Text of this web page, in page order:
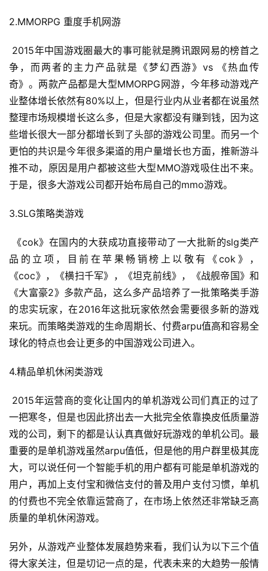
首
页
游
茶
原
游
戏
业
界
手
机
游
戏
单
机
2.MMORPG 重度手机网游
2015年中国游戏圈最大的事可能就是腾讯跟网易的榜首之
争，而两者的主力产品就是《梦幻西游》vs 《热血传
奇》。两款产品都是大型MMORPG网游，今年移动游戏产
业整体增长依然有80%以上，但是行业内从业者都在说虽然
整理市场规模增长这么多，但是大家都没有赚到钱，因为这
些增长很大一部分都增长到了头部的游戏公司里。而另一个
更怕的共识是今年很多渠道的用户量增长也方面，推新游斗
推不动，原因是用户都被这些大型MMO游戏吸住出不来。
于是，很多大游戏公司都开始布局自己的mmo游戏。
3.SLG策略类游戏
《cok》在国内的大获成功直接带动了一大批新的slg类产
品的立项，目前在苹果畅销榜上以敬有《cok》，
《coc》，《横扫千军》，《坦克前线》，《战舰帝国》和
《大富豪2》多款产品，这么多产品培养了一批策略类手游
的忠实玩家，在2016年这批玩家依然会需要很多新的游戏
来玩。而策略类游戏的生命周期长、付费arpu值高和容易全
球化的特点也会让更多的中国游戏公司进入。
4.精品单机休闲类游戏
2015年运营商的变化让国内的单机游戏公司们真正的过了
一把寒冬，但是也因此挤出去一大批完全依靠换皮低质量游
戏的公司，剩下的都是认认真真做好玩游戏的单机公司。最
重要的是单机游戏虽然arpu值低，但是他的用户群里极其庞
大，可以说任何一个智能手机的用户都有可能是单机游戏的
用户，再加上支付宝和微信支付的普及用户支付习惯，单机
的付费也不完全依靠运营商了，在市场上依然还非常缺乏高
质量的单机休闲游戏。
另外，从游戏产业整体发展趋势来看，我们认为以下三个值
得大家关注，但是切记一点的是，代表未来的大趋势一般情